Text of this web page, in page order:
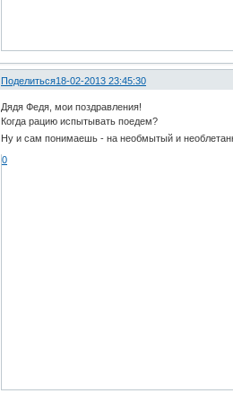
Поделиться18-02-2013 23:45:30
Дядя Федя, мои поздравления!
Когда рацию испытывать поедем?
Ну и сам понимаешь - на необмытый и
0